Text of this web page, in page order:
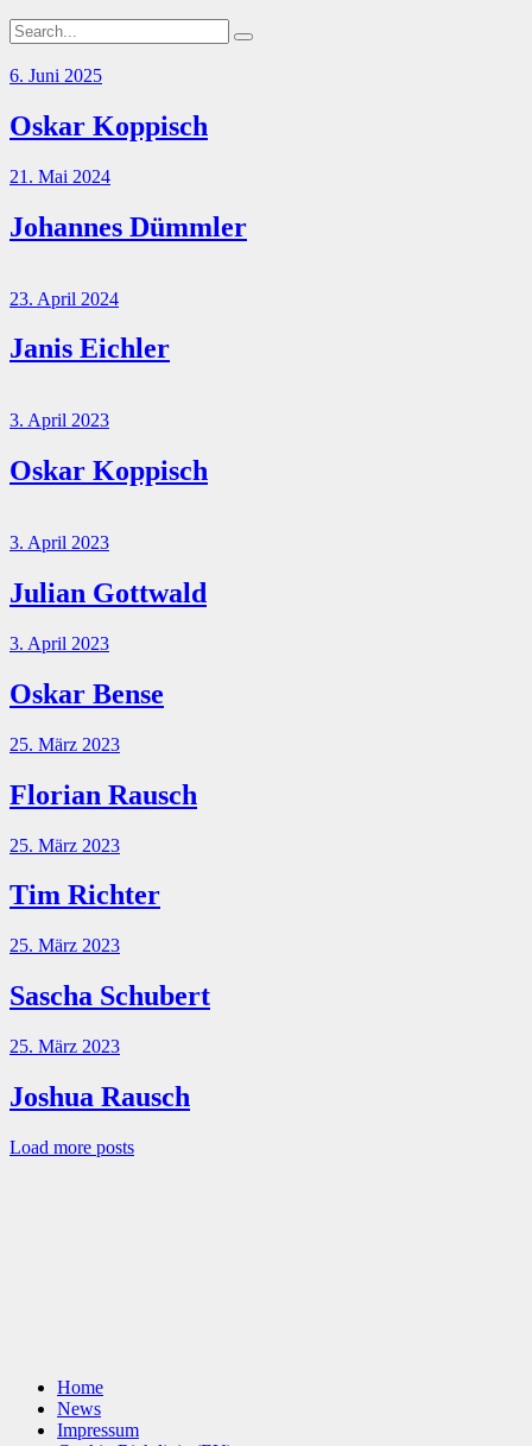
6. Juni 2025
Oskar Koppisch
21. Mai 2024
Johannes Dümmler
23. April 2024
Janis Eichler
3. April 2023
Oskar Koppisch
3. April 2023
Julian Gottwald
3. April 2023
Oskar Bense
25. März 2023
Florian Rausch
25. März 2023
Tim Richter
25. März 2023
Sascha Schubert
25. März 2023
Joshua Rausch
Load more posts
Home
News
Impressum